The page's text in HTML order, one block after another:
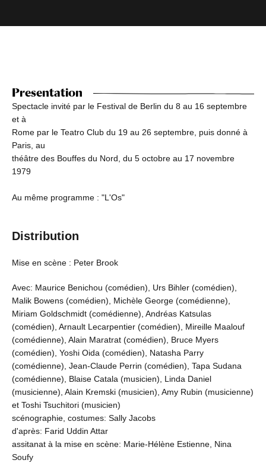
Presentation
Spectacle invité par le Festival de Berlin du 8 au 16 septembre
et à
Rome par le Teatro Club du 19 au 26 septembre, puis donné à
Paris, au
théâtre des Bouffes du Nord, du 5 octobre au 17 novembre
1979
Au même programme : "L'Os"
Distribution
Mise en scène : Peter Brook
Avec: Maurice Benichou (comédien), Urs Bihler (comédien),
Malik Bowens (comédien), Michèle George (comédienne),
Miriam Goldschmidt (comédienne), Andréas Katsulas
(comédien), Arnault Lecarpentier (comédien), Mireille Maalouf
(comédienne), Alain Maratrat (comédien), Bruce Myers
(comédien), Yoshi Oida (comédien), Natasha Parry
(comédienne), Jean-Claude Perrin (comédien), Tapa Sudana
(comédienne), Blaise Catala (musicien), Linda Daniel
(musicienne), Alain Kremski (musicien), Amy Rubin (musicienne)
et Toshi Tsuchitori (musicien)
scénographie, costumes: Sally Jacobs
d'après: Farid Uddin Attar
assitanat à la mise en scène: Marie-Hélène Estienne, Nina
Soufy